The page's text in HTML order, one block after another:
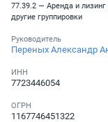
77.39.2 — Аренда и
другие группировки
Руководитель
Переных Александр
ИНН
7723446054
ОГРН
1167746451322